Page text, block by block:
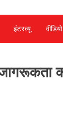
इंटरव्‍यू वीडियो